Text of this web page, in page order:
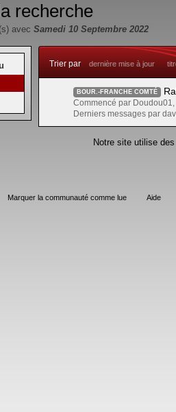
recherche
avecSamedi 10 Septembre 2022
Trier par dernière mise à jour
BOUR.-FRANCHE COMTÉ
Commencé par
Derniers messages par
Notre site utilise
Marquer la communauté comme lue Aide